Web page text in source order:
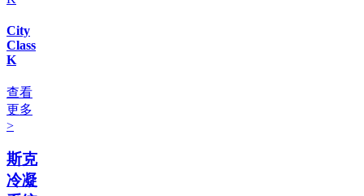
City
Class
K
查看
更多
>
斯克
冷凝